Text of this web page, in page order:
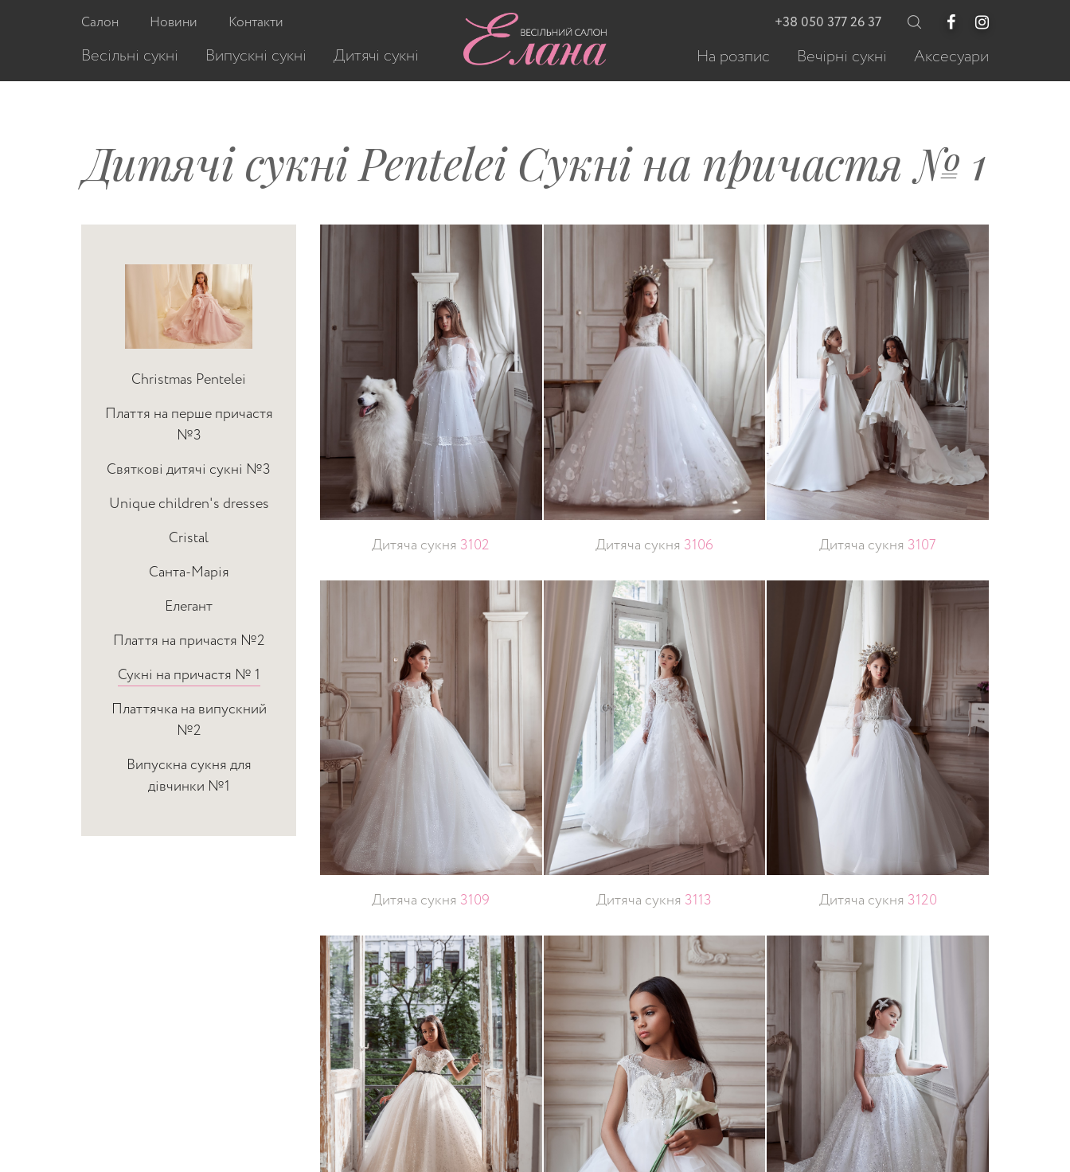
Салон Новини Контакти
Весільні сукні Випускні сукні Дитячі сукні
+38 050 377 26 37
На розпис Вечірні сукні Аксесуари
Дитячі сукні Pentelei Сукні на причастя № 1
Christmas Pentelei
Плаття на перше причастя
№3
Святкові дитячі сукні №3
Unique children's dresses
Cristal
Санта-Марія
Елегант
Плаття на причастя №2
Сукні на причастя № 1
Платтячка на випускний
№2
Випускна сукня для
дівчинки №1
Дитяча сукня 3102 Дитяча сукня 3106 Дитяча сукня 3107
Дитяча сукня 3109 Дитяча сукня 3113 Дитяча сукня 3120